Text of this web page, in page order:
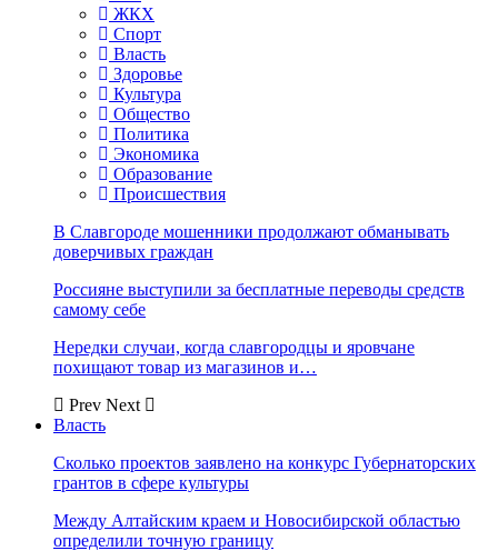
ЖКХ
Спорт
Власть
Здоровье
Культура
Общество
Политика
Экономика
Образование
Происшествия
В Славгороде мошенники продолжают обманывать
доверчивых граждан
Россияне выступили за бесплатные переводы средств
самому себе
Нередки случаи, когда славгородцы и яровчане
похищают товар из магазинов и…
Prev Next
Власть
Сколько проектов заявлено на конкурс Губернаторских
грантов в сфере культуры
Между Алтайским краем и Новосибирской областью
определили точную границу